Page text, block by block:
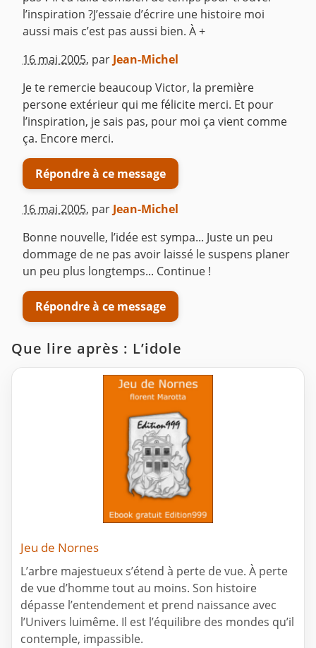
l’inspiration ?J’essaie d’écrire une histoire moi
aussi mais c’est pas aussi bien. À +
^
16 mai 2005, par Jean-Michel
Je te remercie beaucoup Victor, la première
persone extérieur qui me félicite merci. Et pour
l’inspiration, je sais pas, pour moi ça vient comme
ça. Encore merci.
Répondre à ce message
16 mai 2005, par Jean-Michel
Bonne nouvelle, l’idée est sympa... Juste un peu
dommage de ne pas avoir laissé le suspens planer
un peu plus longtemps... Continue !
Répondre à ce message
Que lire après : L’idole
Jeu de Nornes
L’arbre majestueux s’étend à perte de vue. À perte
de vue d’homme tout au moins. Son histoire
dépasse l’entendement et prend naissance avec
l’Univers luimême. Il est l’équilibre des mondes qu’il
contemple, impassible.